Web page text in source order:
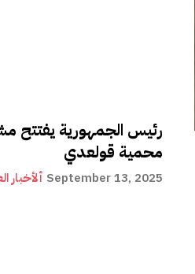
رئيس الجمهورية يفتتح
محمية قولعدي
ألأخبار September 13, 2025